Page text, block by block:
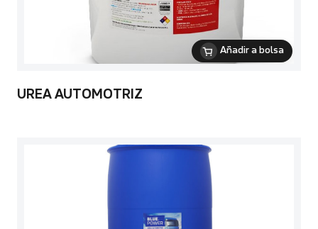
Añadir a bolsa
UREA AUTOMOTRIZ